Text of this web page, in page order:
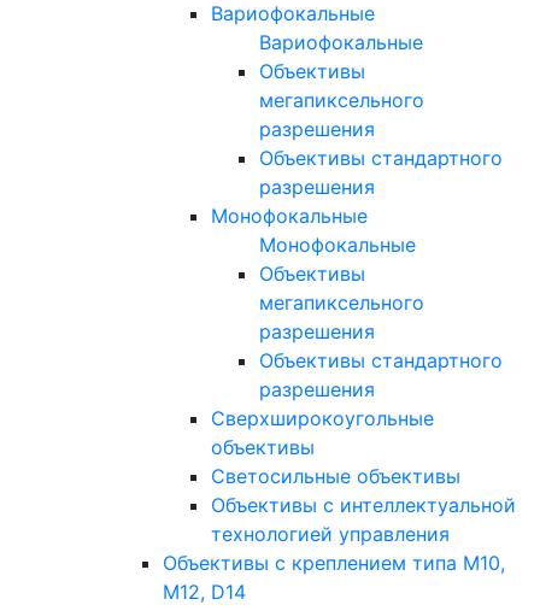
Вариофокальные
Вариофокальные
Объективы
мегапиксельного
разрешения
Объективы стандартного
разрешения
Монофокальные
Монофокальные
Объективы
мегапиксельного
разрешения
Объективы стандартного
разрешения
Сверхширокоугольные
объективы
Светосильные объективы
Объективы с интеллектуальной
технологией управления
Объективы с креплением типа M10,
M12, D14